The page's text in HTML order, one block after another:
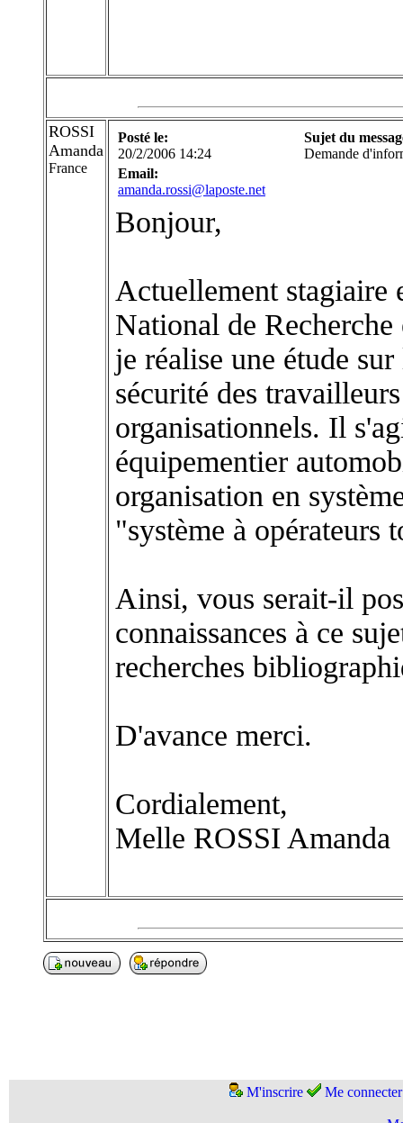
ROSSI
Amanda
France
Posté le:
20/2/2006 14:24
Sujet du
Demande
Email:
amanda.rossi@laposte.net
Bonjour,
Actuellement stagiaire
National de
je réalise une étude
sécurité des
organisationnels. Il
équipementier
organisation en
"système à opérateurs
Ainsi, vous serait-il
connaissances à ce
recherches
D'avance merci.
Cordialement,
Melle ROSSI Amanda
M'inscrire Me connecter